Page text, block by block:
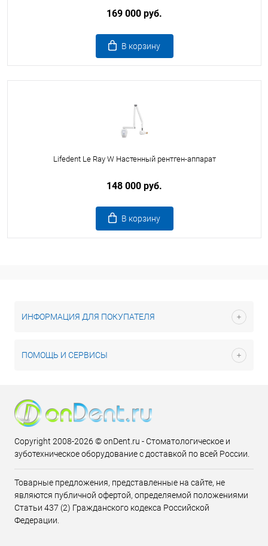
169 000 руб.
В корзину
Lifedent Le Ray W Настенный рентген-аппарат
148 000 руб.
В корзину
ИНФОРМАЦИЯ ДЛЯ ПОКУПАТЕЛЯ
ПОМОЩЬ И СЕРВИСЫ
Copyright 2008-2026 © onDent.ru - Стоматологическое и
зуботехническое оборудование с доставкой по всей России.
Товарные предложения, представленные на сайте, не
являются публичной офертой, определяемой положениями
Статьи 437 (2) Гражданского кодекса Российской
Федерации.